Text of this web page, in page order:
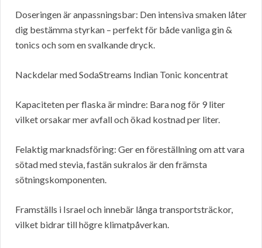
Doseringen är anpassningsbar: Den intensiva smaken låter
dig bestämma styrkan – perfekt för både vanliga gin &
tonics och som en svalkande dryck.
Nackdelar med SodaStreams Indian Tonic koncentrat
Kapaciteten per flaska är mindre: Bara nog för 9 liter
vilket orsakar mer avfall och ökad kostnad per liter.
Felaktig marknadsföring: Ger en föreställning om att vara
sötad med stevia, fastän sukralos är den främsta
sötningskomponenten.
Framställs i Israel och innebär långa transportsträckor,
vilket bidrar till högre klimatpåverkan.